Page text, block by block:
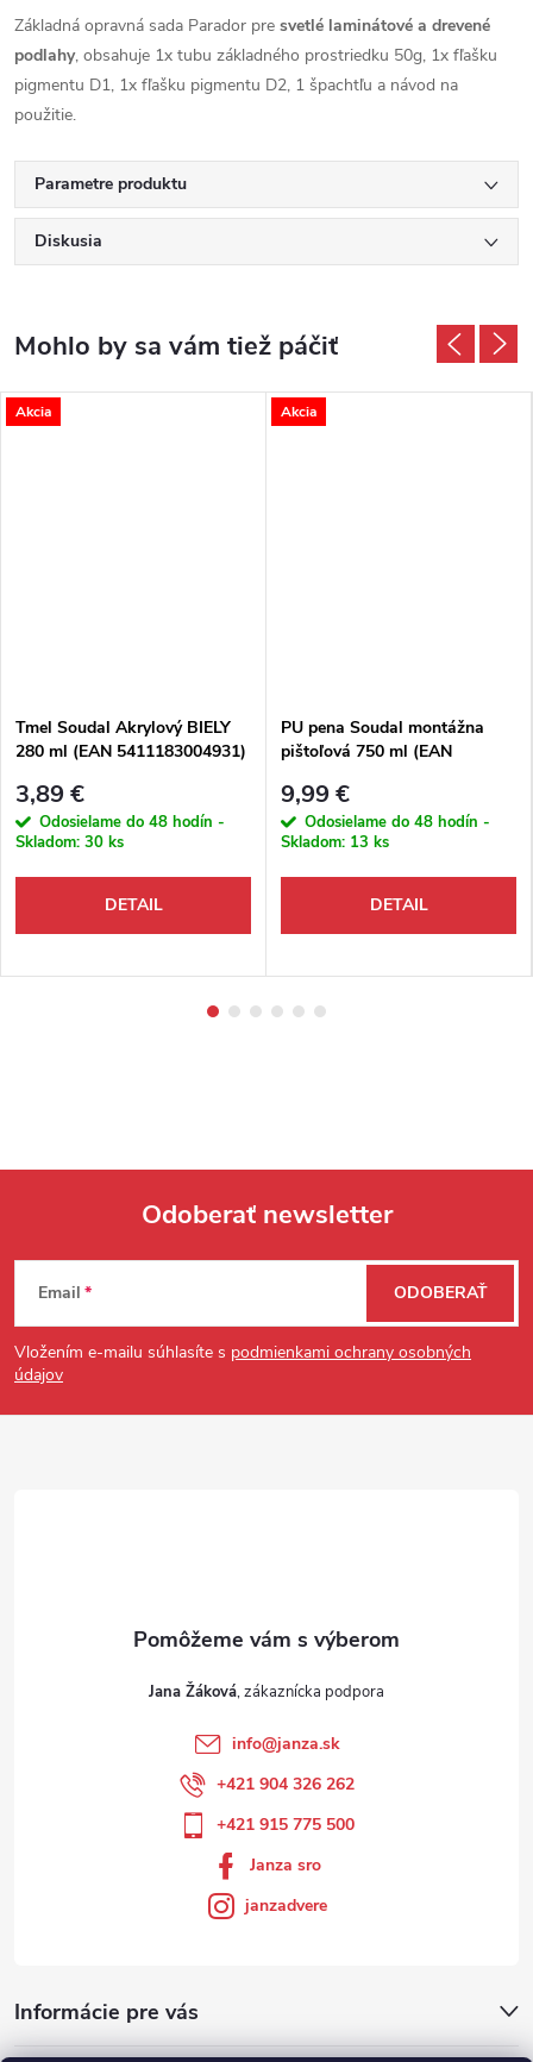
Základná opravná sada Parador pre svetlé laminátové a drevené
podlahy, obsahuje 1x tubu základného prostriedku 50g, 1x fľašku
pigmentu D1, 1x fľašku pigmentu D2, 1 špachtľu a návod na
použitie.
Parametre produktu
Diskusia
Akcia
Tmel Soudal Akrylový BIELY
280 ml (EAN 5411183004931)
3,89 €
Odosielame do 48 hodín -
Skladom: 30 ks
DETAIL
Akcia
PU pena Soudal montážna
pištoľová 750 ml (EAN
9,99 €
Odosielame do 48 hodín -
Skladom: 13 ks
DETAIL
Zápätie
Odoberať newsletter
Email
Vložením e-mailu súhlasíte s podmienkami ochrany osobných
údajov
ODOBERAŤ
Informácie pre vás
Jana Žáková
info@janza.sk
+421 904 326 262
+421 915 775 500
Janza sro
janzadvere